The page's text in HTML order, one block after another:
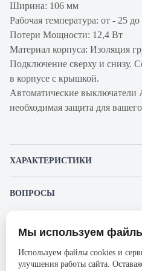
Ширина: 106 мм
Рабочая температура: от - 25
Потери Мощности: 12,4 Вт
Материал корпуса: Изоляция
Подключение сверху и снизу.
в корпусе с крышкой.
Автоматические выключатели
необходимая защита для
ХАРАКТЕРИСТИКИ
Производитель
Серия
ВОПРОСЫ
Пожалуйста,
Представленные изображения и
без предварительного уведомления.
ответственности в случае не
Мы используем
Используем файлы cookies и
улучшения работы сайта.